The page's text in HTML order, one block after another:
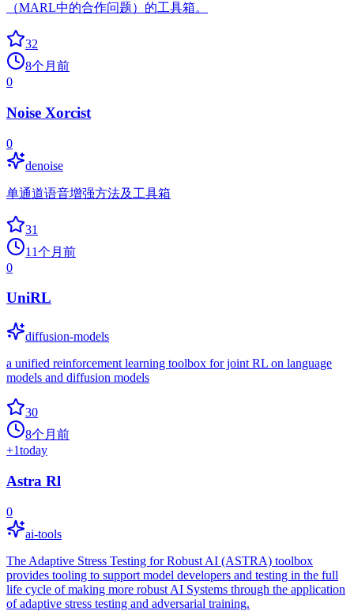
（MARL中的合作问题）的工具箱。
32
8个月前
0
Noise Xorcist
0
denoise
单通道语音增强方法及工具箱
31
11个月前
0
UniRL
diffusion-models
a unified reinforcement learning toolbox for joint RL on language
models and diffusion models
30
8个月前
+1today
Astra Rl
0
ai-tools
The Adaptive Stress Testing for Robust AI (ASTRA) toolbox
provides tooling to support model developers and testing in the full
life cycle of making more robust AI Systems through the application
of adaptive stress testing and adversarial training.